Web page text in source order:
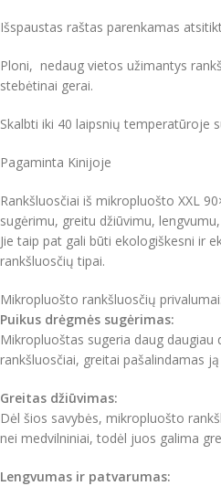
Išspaustas raštas parenkamas
Ploni, nedaug vietos užimantys
stebėtinai gerai.
Skalbti iki 40 laipsnių temperatūroje
Pagaminta Kinijoje
Rankšluosčiai iš mikropluošto XXL
sugėrimu, greitu džiūvimu,
Jie taip pat gali būti ekologiškesni ir
rankšluosčių tipai.
Mikropluošto rankšluosčių privalumai:
Puikus drėgmės sugėrimas:
Mikropluoštas sugeria daug daugiau
rankšluosčiai, greitai pašalindamas
Greitas džiūvimas:
Dėl šios savybės, mikropluošto
nei medvilniniai, todėl juos galima
Lengvumas ir patvarumas: